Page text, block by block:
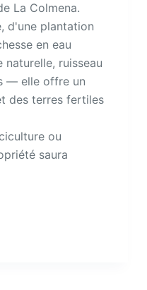
La Colmena.
d'une plantation
en eau
ruisseau
— elle offre un
des terres fertiles
ou
saura